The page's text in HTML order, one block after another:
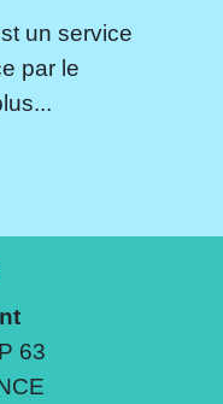
un service
par le
63